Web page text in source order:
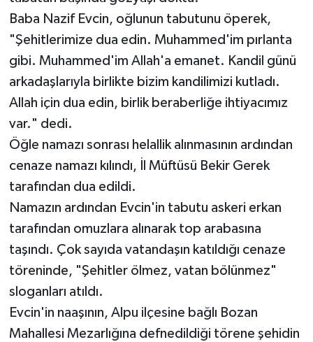
Baba Nazif Evcin, oğlunun tabutunu öperek,
"Şehitlerimize dua edin. Muhammed'im pırlanta
gibi. Muhammed'im Allah'a emanet. Kandil günü
arkadaşlarıyla birlikte bizim kandilimizi kutladı.
Allah için dua edin, birlik beraberliğe ihtiyacımız
var." dedi.
Öğle namazı sonrası helallik alınmasının ardından
cenaze namazı kılındı, İl Müftüsü Bekir Gerek
tarafından dua edildi.
Namazın ardından Evcin'in tabutu askeri erkan
tarafından omuzlara alınarak top arabasına
taşındı. Çok sayıda vatandaşın katıldığı cenaze
töreninde, "Şehitler ölmez, vatan bölünmez"
sloganları atıldı.
Evcin'in naaşının, Alpu ilçesine bağlı Bozan
Mahallesi Mezarlığına defnedildiği törene şehidin